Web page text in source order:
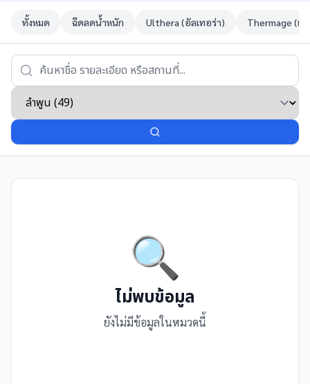
ทั้งหมด ฉีดลดน้ำหนัก Ulthera (อัลเทอร่า) Thermage (เท
🔍
ไม่พบข้อมูล
ยังไม่มีข้อมูลในหมวดนี้